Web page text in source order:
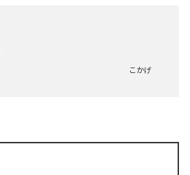
こかげ